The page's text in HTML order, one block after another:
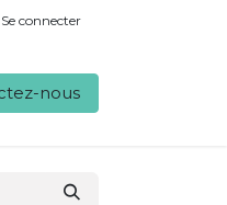
Se connecter
nous